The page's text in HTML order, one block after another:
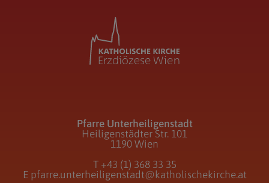
Pfarre Unterheiligenstadt
Heiligenstädter Str. 101
1190 Wien
T +43 (1) 368 33 35
E pfarre.unterheiligenstadt@katholischekirche.at